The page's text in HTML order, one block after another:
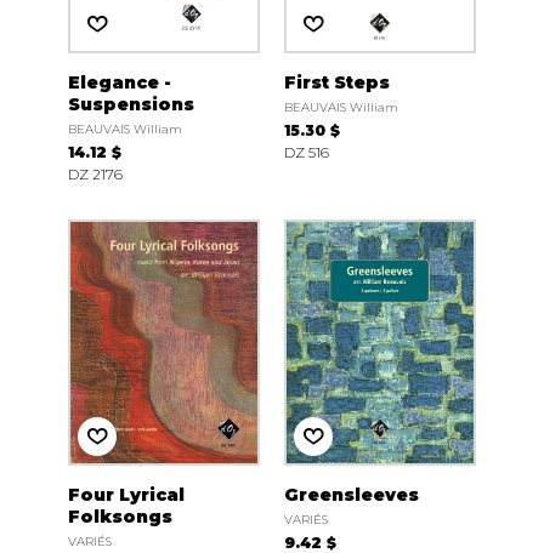
Elegance -
Suspensions
BEAUVAIS William
14.12 $
DZ 2176
First Steps
BEAUVAIS William
15.30 $
DZ 516
Four Lyrical
Folksongs
VARIÉS
Greensleeves
VARIÉS
9.42 $